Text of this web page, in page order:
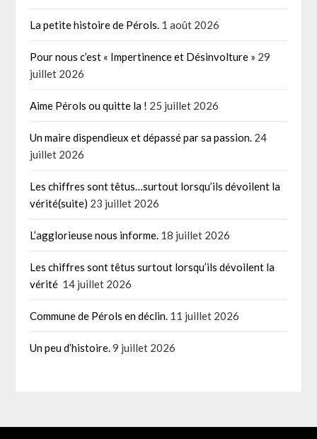
La petite histoire de Pérols. 1 août 2026
Pour nous c’est « Impertinence et Désinvolture » 29
juillet 2026
Aime Pérols ou quitte la ! 25 juillet 2026
Un maire dispendieux et dépassé par sa passion. 24
juillet 2026
Les chiffres sont têtus…surtout lorsqu’ils dévoilent la
vérité(suite) 23 juillet 2026
L’agglorieuse nous informe. 18 juillet 2026
Les chiffres sont têtus surtout lorsqu’ils dévoilent la
vérité 14 juillet 2026
Commune de Pérols en déclin. 11 juillet 2026
Un peu d’histoire.9 juillet 2026